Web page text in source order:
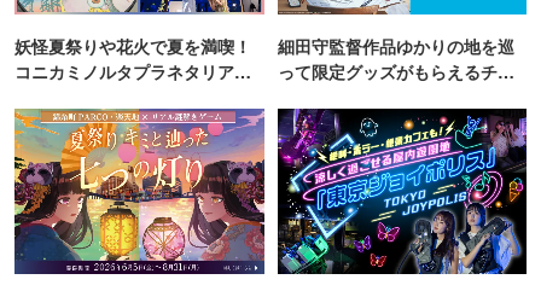
妖怪夏祭りや花火で夏を満喫！
コニカミノルタプラネタリア
細田守監督作品ゆかりの地を巡
って限定グッズがもらえるチャ